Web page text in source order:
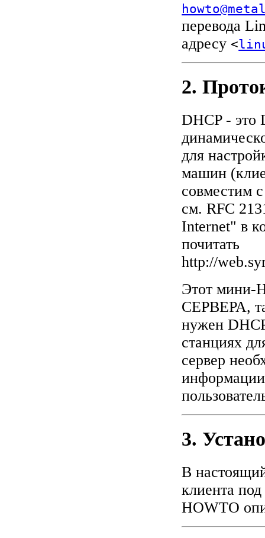
перевода
адресу <
2.
DHCP - это
для
машин
совместим
см. RFC
Internet" в
почитать
http://
Этот мини-
СЕРВЕРА,
нужен
станциях
сервер
3.
В
клиента
HOWTO